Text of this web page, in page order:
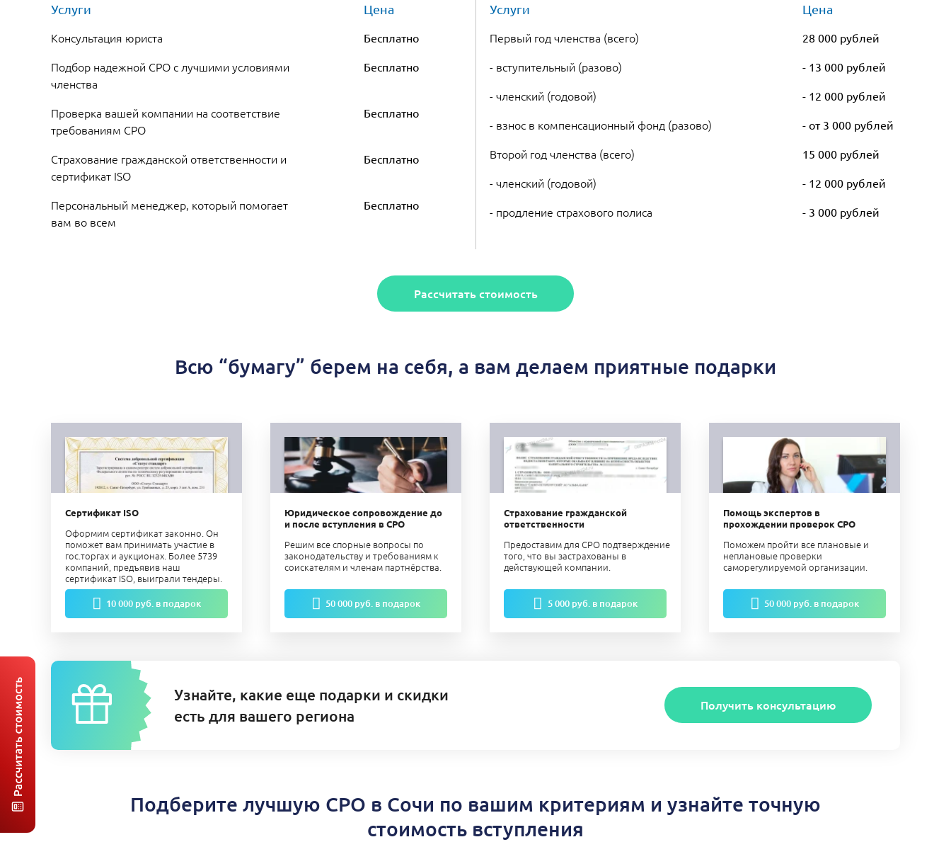
Услуги Цена
Консультация юриста Бесплатно
Подбор надежной СРО с лучшими условиями
членства
Бесплатно
Проверка вашей компании на соответствие
требованиям СРО
Бесплатно
Страхование гражданской ответственности и
сертификат ISO
Бесплатно
Персональный менеджер, который помогает
вам во всем
Бесплатно
Услуги Цена
Первый год членства (всего) 28 000 рублей
- вступительный (разово) - 13 000 рублей
- членский (годовой) - 12 000 рублей
- взнос в компенсационный фонд (разово) - от 3 000 рублей
Второй год членства (всего) 15 000 рублей
- членский (годовой) - 12 000 рублей
- продление страхового полиса - 3 000 рублей
Рассчитать стоимость
Всю “бумагу” берем на себя, а вам делаем приятные подарки
Сертификат ISO
Оформим сертификат законно. Он
поможет вам принимать участие в
гос.торгах и аукционах. Более 5739
компаний, предъявив наш
сертификат ISO, выиграли тендеры.
10 000 руб. в подарок
Юридическое сопровождение до
и после вступления в СРО
Решим все спорные вопросы по
законодательству и требованиям к
соискателям и членам партнёрства.
50 000 руб. в подарок
Страхование гражданской
ответственности
Предоставим для СРО подтверждение
того, что вы застрахованы в
действующей компании.
5 000 руб. в подарок
Помощь экспертов в
прохождении проверок СРО
Поможем пройти все плановые и
неплановые проверки
саморегулируемой организации.
50 000 руб. в подарок
Узнайте, какие еще подарки и скидки
есть для вашего региона
Получить консультацию
Подберите лучшую СРО в Сочи по вашим критериям и узнайте точную
стоимость вступления